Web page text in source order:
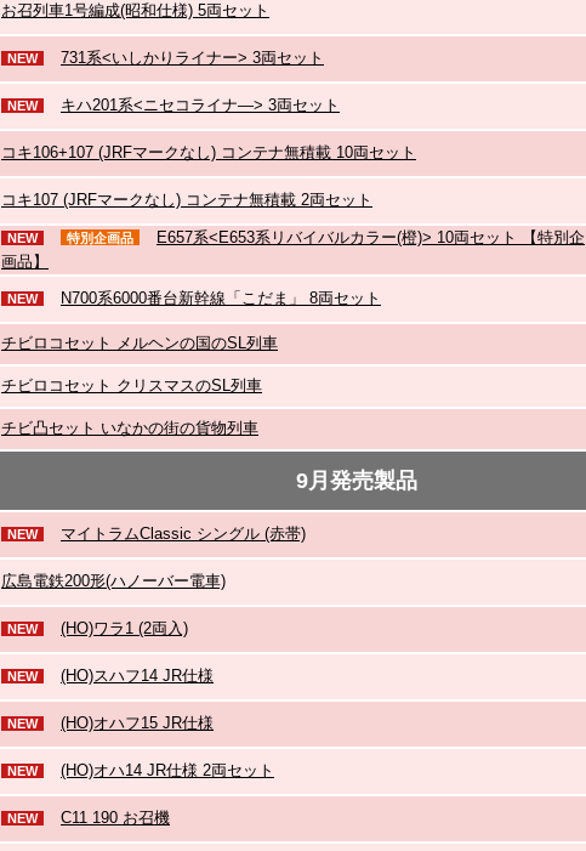
お召列車1号編成(昭和仕様) 5両セット
NEW 731系<いしかりライナー> 3両セット
NEW キハ201系<ニセコライナ―> 3両セット
コキ106+107 (JRFマークなし) コンテナ無積載 10両セット
コキ107 (JRFマークなし) コンテナ無積載 2両セット
NEW 特別企画品
E657系<E653系リバイバルカラー(橙)> 10両セット 【特別企
画品】
NEW N700系6000番台新幹線「こだま」 8両セット
チビロコセット メルヘンの国のSL列車
チビロコセット クリスマスのSL列車
チビ凸セット いなかの街の貨物列車
9月発売製品
NEW マイトラムClassic シングル (赤帯)
広島電鉄200形(ハノーバー電車)
NEW (HO)ワラ1 (2両入)
NEW (HO)スハフ14 JR仕様
NEW (HO)オハフ15 JR仕様
NEW (HO)オハ14 JR仕様 2両セット
NEW C11 190 お召機